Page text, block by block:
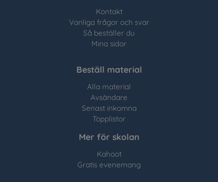
Kontakt
Vanliga frågor och svar
Så beställer du
Mina sidor
Beställ material
Alla material
Avsändare
Senast inkomna
Topplistor
Mer för skolan
Kahoot
Gratis evenemang